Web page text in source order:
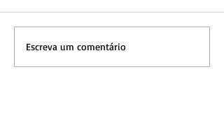
Escreva um comentário